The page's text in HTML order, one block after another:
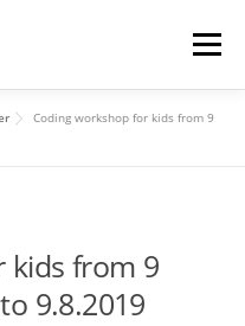
Menü
Coding workshop for kids from 9
kids from 9
9.8.2019